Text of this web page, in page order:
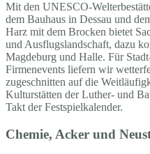
Mit den UNESCO-
dem Bauhaus in Dessau und
Harz mit dem Brocken bietet
und Ausflugslandschaft, dazu
Magdeburg und Halle. Für
Firmenevents liefern wir
zugeschnitten auf die
Kulturstätten der Luther- und
Takt der Festspielkalender.
Chemie, Acker und